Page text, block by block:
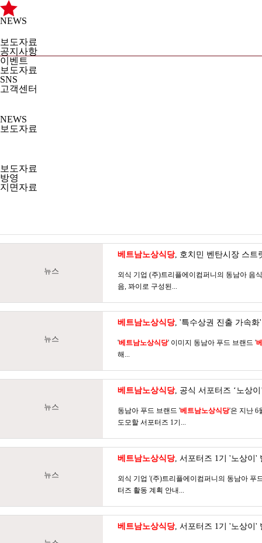
NEWS
보도자료
공지사항
이벤트
보도자료
SNS
고객센터
NEWS
보도자료
보도자료
방영
지면자료
뉴스
베트남노상식당, 호치민 벤탄시장 스트
외식 기업 (주)트리플에이컴퍼니의 동남아 음
음, 꽈이로 구성된...
뉴스
베트남노상식당, '특수상권 진출 가속
'베트남노상식당' 이미지 동남아 푸드 브랜드 '
해...
뉴스
베트남노상식당, 공식 서포터즈 ‘노상
동남아 푸드 브랜드 '베트남노상식당'은 지난 6
도모할 서포터즈 1기...
뉴스
베트남노상식당, 서포터즈 1기 '노상이'
외식 기업 '(주)트리플에이컴퍼니의 동남아 푸
터즈 활동 계획 안내...
베트남노상식당, 서포터즈 1기 '노상이'